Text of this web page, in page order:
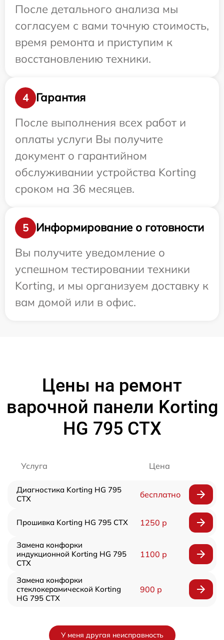
После детального анализа мы
согласуем с вами точную стоимость,
время ремонта и приступим к
восстановлению техники.
4
Гарантия
После выполнения всех работ и
оплаты услуги Вы получите
документ о гарантийном
обслуживании устройства Korting
сроком на 36 месяцев.
5
Информирование о готовности
Вы получите уведомление о
успешном тестировании техники
Korting, и мы организуем доставку к
вам домой или в офис.
Цены на ремонт
варочной панели Korting
HG 795 CTX
Услуга Цена
Диагностика Korting HG 795
CTX
бесплатно
Прошивка Korting HG 795 CTX 1250 р
Замена конфорки
индукционной Korting HG 795
CTX
1100 р
Замена конфорки
стеклокерамической Korting
HG 795 CTX
900 р
У меня другая неисправность